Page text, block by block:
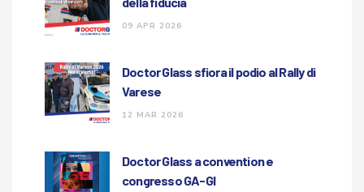
09 APR 2026
Doctor Glass sfiora il podio al Rally di
Varese
12 MAR 2026
Doctor Glass a convention e
congresso GA-GI